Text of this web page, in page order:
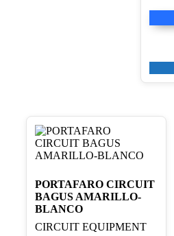
PORTAFARO CIRCUIT
BAGUS AMARILLO-
BLANCO
CIRCUIT EQUIPMENT